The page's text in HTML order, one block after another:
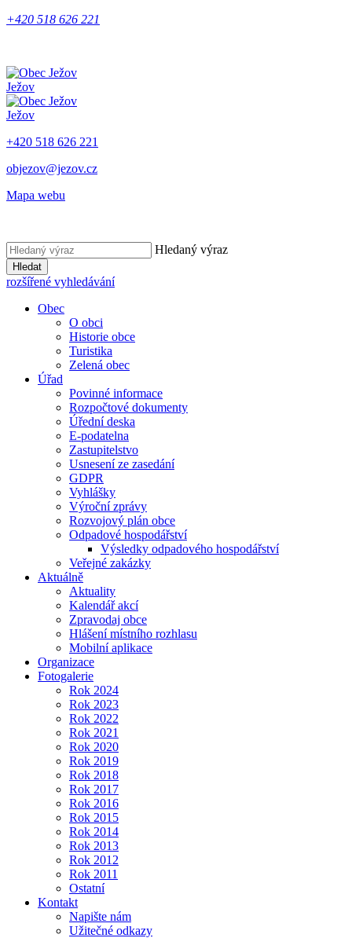
+420 518 626 221
Ježov
Ježov
+420 518 626 221
objezov@jezov.cz
Mapa webu
Hledaný výraz
Hledat
rozšířené vyhledávání
Obec
O obci
Historie obce
Turistika
Zelená obec
Úřad
Povinné informace
Rozpočtové dokumenty
Úřední deska
E-podatelna
Zastupitelstvo
Usnesení ze zasedání
GDPR
Vyhlášky
Výroční zprávy
Rozvojový plán obce
Odpadové hospodářství
Výsledky odpadového hospodářství
Veřejné zakázky
Aktuálně
Aktuality
Kalendář akcí
Zpravodaj obce
Hlášení místního rozhlasu
Mobilní aplikace
Organizace
Fotogalerie
Rok 2024
Rok 2023
Rok 2022
Rok 2021
Rok 2020
Rok 2019
Rok 2018
Rok 2017
Rok 2016
Rok 2015
Rok 2014
Rok 2013
Rok 2012
Rok 2011
Ostatní
Kontakt
Napište nám
Užitečné odkazy